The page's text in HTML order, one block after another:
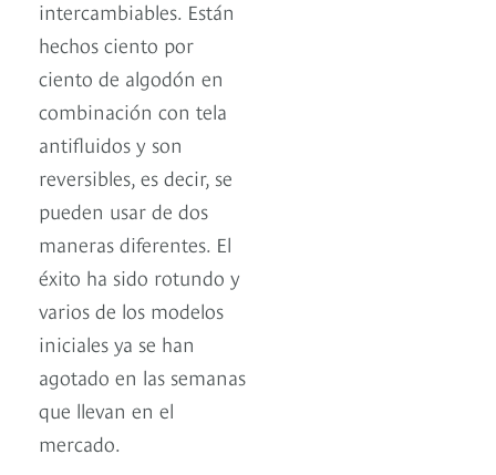
intercambiables. Están
hechos ciento por
ciento de algodón en
combinación con tela
antifluidos y son
reversibles, es decir, se
pueden usar de dos
maneras diferentes. El
éxito ha sido rotundo y
varios de los modelos
iniciales ya se han
agotado en las semanas
que llevan en el
mercado.